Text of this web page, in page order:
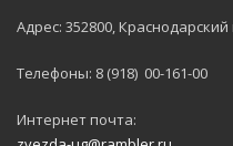
Адрес: 352800,
Телефоны: 8 (918) 00-161-00
Интернет почта: